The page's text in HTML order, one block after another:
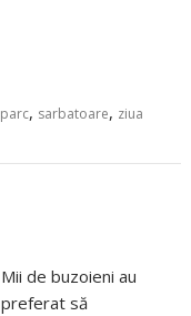
parc, sarbatoare, ziua
Mii de buzoieni au
preferat să